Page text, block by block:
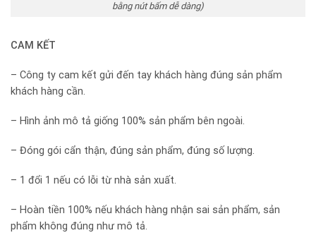
bằng nút bấm dễ dàng)
CAM KẾT
– Công ty cam kết gửi đến tay khách hàng đúng sản phẩm
khách hàng cần.
– Hình ảnh mô tả giống 100% sản phẩm bên ngoài.
– Đóng gói cẩn thận, đúng sản phẩm, đúng số lượng.
– 1 đổi 1 nếu có lỗi từ nhà sản xuất.
– Hoàn tiền 100% nếu khách hàng nhận sai sản phẩm, sản
phẩm không đúng như mô tả.